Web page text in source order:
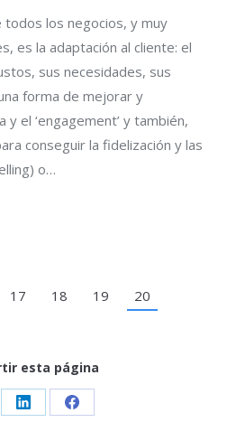
todos los negocios, y muy
es la adaptación al cliente: el
sus necesidades, sus
forma de mejorar y
el ‘engagement’ y también,
conseguir la fidelización y las
o…
17 18 19 20
esta página
Share Share